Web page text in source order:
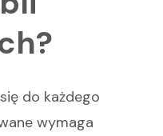
do każdego
wymaga